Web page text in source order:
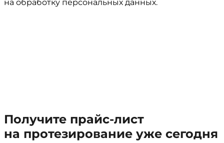
на обработку персональных данных.
Получите прайс-лист
на протезирование уже сегодня